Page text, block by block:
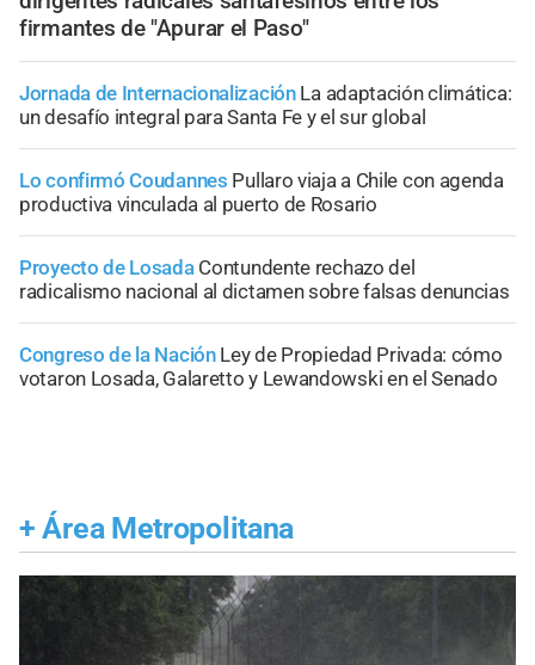
firmantes de "Apurar el Paso"
Jornada de Internacionalización La adaptación climática:
un desafío integral para Santa Fe y el sur global
Lo confirmó Coudannes Pullaro viaja a Chile con agenda
productiva vinculada al puerto de Rosario
Proyecto de Losada Contundente rechazo del
radicalismo nacional al dictamen sobre falsas denuncias
Congreso de la Nación Ley de Propiedad Privada: cómo
votaron Losada, Galaretto y Lewandowski en el Senado
+ Área Metropolitana